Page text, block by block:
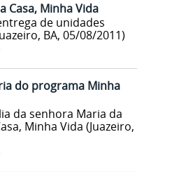
Casa, Minha Vida
de unidades
BA, 05/08/2011)
do programa Minha
da senhora Maria da
Minha Vida (Juazeiro,